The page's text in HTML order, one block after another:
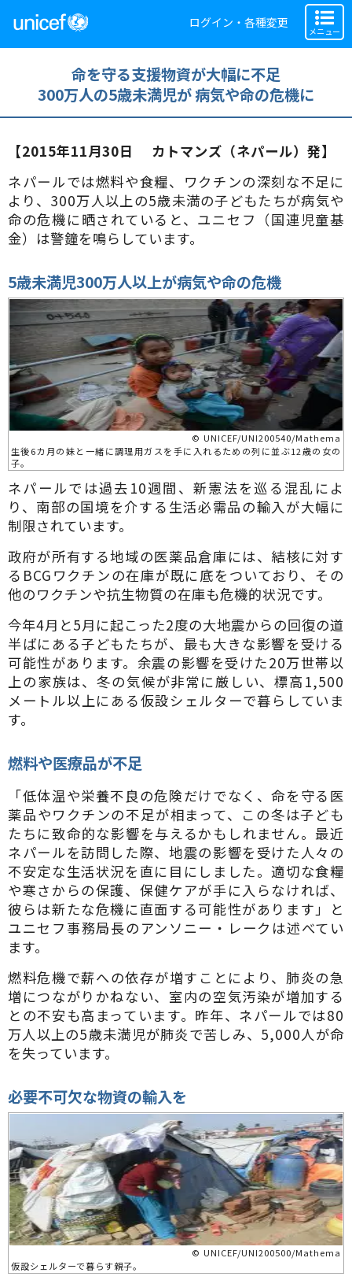
ログイン・各種変更
メニュー
命を守る支援物資が大幅に不足
300万人の5歳未満児が 病気や命の危機に
【2015年11月30日 カトマンズ（ネパール）発】
ネパールでは燃料や食糧、ワクチンの深刻な不足に
より、300万人以上の5歳未満の子どもたちが病気や
命の危機に晒されていると、ユニセフ（国連児童基
金）は警鐘を鳴らしています。
5歳未満児300万人以上が病気や命の危機
© UNICEF/UNI200540/Mathema
生後6カ月の妹と一緒に調理用ガスを手に入れるための列に並ぶ12歳の女の
子。
ネパールでは過去10週間、新憲法を巡る混乱によ
り、南部の国境を介する生活必需品の輸入が大幅に
制限されています。
政府が所有する地域の医薬品倉庫には、結核に対す
るBCGワクチンの在庫が既に底をついており、その
他のワクチンや抗生物質の在庫も危機的状況です。
今年4月と5月に起こった2度の大地震からの回復の道
半ばにある子どもたちが、最も大きな影響を受ける
可能性があります。余震の影響を受けた20万世帯以
上の家族は、冬の気候が非常に厳しい、標高1,500
メートル以上にある仮設シェルターで暮らしていま
す。
燃料や医療品が不足
「低体温や栄養不良の危険だけでなく、命を守る医
薬品やワクチンの不足が相まって、この冬は子ども
たちに致命的な影響を与えるかもしれません。最近
ネパールを訪問した際、地震の影響を受けた人々の
不安定な生活状況を直に目にしました。適切な食糧
や寒さからの保護、保健ケアが手に入らなければ、
彼らは新たな危機に直面する可能性があります」と
ユニセフ事務局長のアンソニー・レークは述べてい
ます。
燃料危機で薪への依存が増すことにより、肺炎の急
増につながりかねない、室内の空気汚染が増加する
との不安も高まっています。昨年、ネパールでは80
万人以上の5歳未満児が肺炎で苦しみ、5,000人が命
を失っています。
必要不可欠な物資の輸入を
© UNICEF/UNI200500/Mathema
仮設シェルターで暮らす親子。